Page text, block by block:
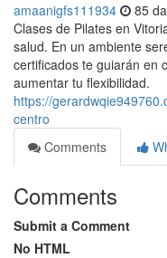
amaanigfs111934 85
Clases de Pilates en
salud. En un ambiente
certificados te guiarán en
aumentar tu flexibilidad.
https://
centro
Comments
Comments
Submit a Comment
No HTML